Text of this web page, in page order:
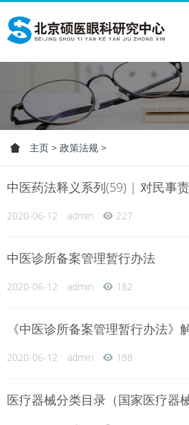
主页 > 政策法规 >
中医药法释义系列(59) | 对民事
2020-06-12 admin 227
中医诊所备案管理暂行办法
2020-06-12 admin 182
《中医诊所备案管理暂行办法》
2020-06-12 admin 188
医疗器械分类目录（国家医疗器